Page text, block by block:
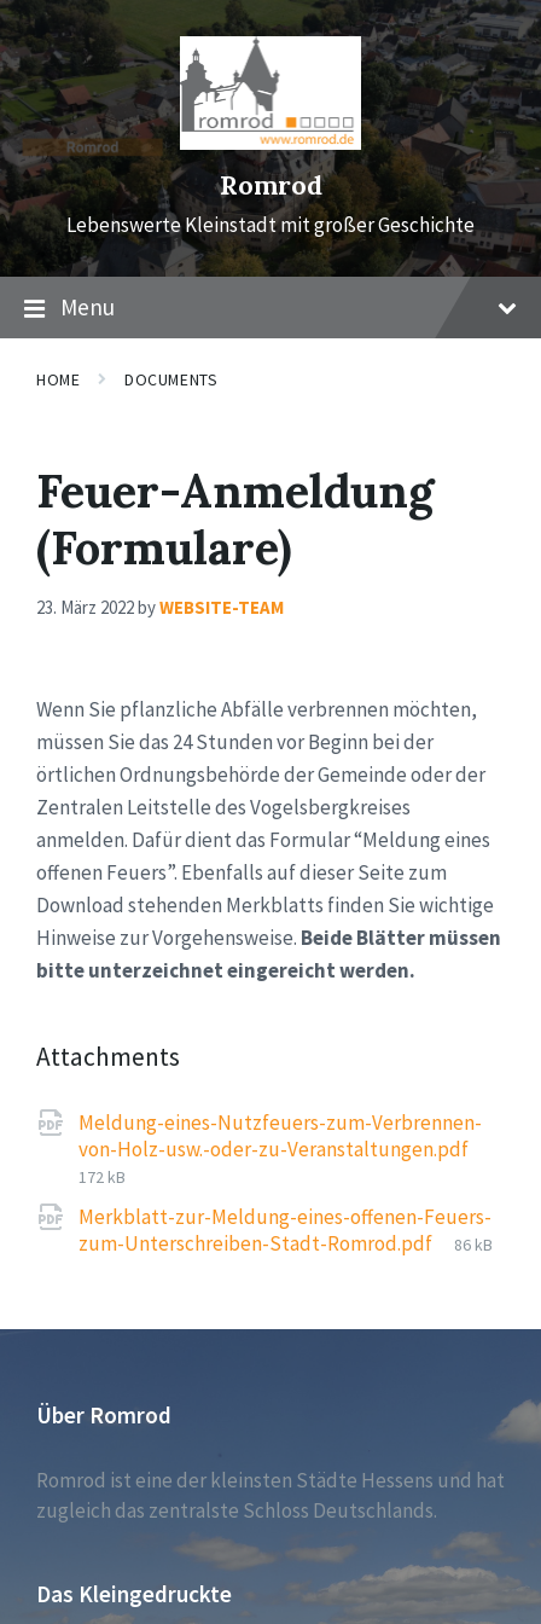
Skip
to
content
Skip
to
main
navigation
Skip
to
footer
Romrod
Lebenswerte Kleinstadt mit großer Geschichte
Menu
HOME DOCUMENTS
Feuer-Anmeldung
(Formulare)
23. März 2022byWEBSITE-TEAM
Wenn Sie pflanzliche Abfälle verbrennen möchten,
müssen Sie das 24 Stunden vor Beginn bei der
örtlichen Ordnungsbehörde der Gemeinde oder der
Zentralen Leitstelle des Vogelsbergkreises
anmelden. Dafür dient das Formular “Meldung eines
offenen Feuers”. Ebenfalls auf dieser Seite zum
Download stehenden Merkblatts finden Sie wichtige
Hinweise zur Vorgehensweise. Beide Blätter müssen
bitte unterzeichnet eingereicht werden.
Attachments
Meldung-eines-Nutzfeuers-zum-Verbrennen-
von-Holz-usw.-oder-zu-Veranstaltungen.pdf
172 kB
Merkblatt-zur-Meldung-eines-offenen-Feuers-
zum-Unterschreiben-Stadt-Romrod.pdf
File
86 kB
Über Romrod
Romrod ist eine der kleinsten Städte Hessens und hat
zugleich das zentralste Schloss Deutschlands.
Das Kleingedruckte